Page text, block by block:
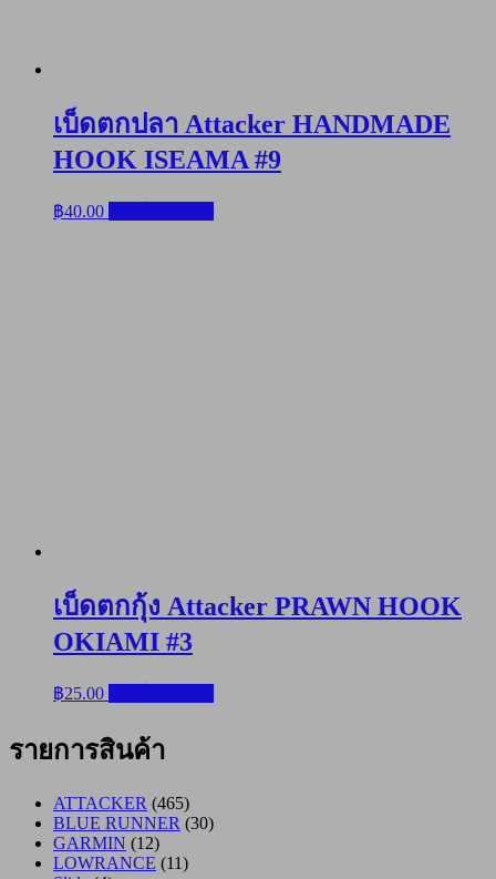
เบ็ดตกปลา Attacker HANDMADE
HOOK ISEAMA #9
฿40.00
เบ็ดตกกุ้ง Attacker PRAWN HOOK
OKIAMI #3
฿25.00
รายการสินค้า
ATTACKER (465)
BLUE RUNNER (30)
GARMIN (12)
LOWRANCE (11)